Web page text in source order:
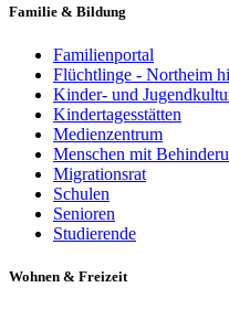
Familie & Bildung
Familienportal
Flüchtlinge - Northeim
Kinder- und
Kindertagesstätten
Medienzentrum
Menschen mit
Migrationsrat
Schulen
Senioren
Studierende
Wohnen & Freizeit